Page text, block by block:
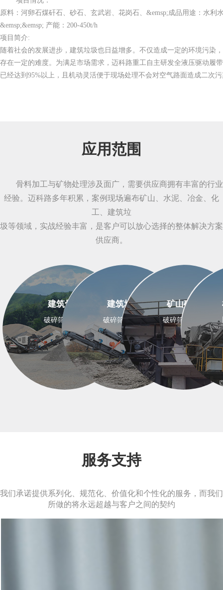
原料：河卵石煤矸石、砂石、玄武岩、花岗石、&emsp;成品用途：水利
&emsp;&emsp; 产能：200-450t/h
项目简介:
随着社会的发展进步，建筑垃圾也日益增多。不仅造成一定的环境污染
存在一定的难度。为满足市场需求，迈科路重工自主研发全液压驱动履
已经达到95%以上，且机动灵活便于现场处理不会对空气路面造成二次
应用范围
骨料加工与矿物处理涉及面广，需要供应商拥有丰富的行业
经验。迈科路多年积累，案例现场遍布矿山、水泥、冶金、化
工、建筑垃
圾等领域，实战经验丰富，是客户可以放心选择的整体解决方案
供应商。
建筑骨料
破碎筛分设备
建筑垃圾
破碎筛分设备
矿山矿石
破碎筛分设备
服务支持
我们承诺提供系列化、规范化、价值化和个性化的服务，而我们
所做的将永远超越与客户之间的契约